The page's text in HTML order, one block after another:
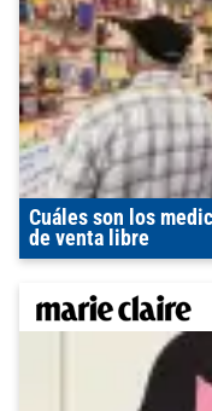
Cuáles son los
de venta libre